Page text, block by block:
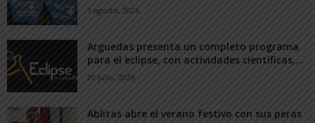
1 agosto, 2026
Arguedas presenta un completo programa
para el eclipse, con actividades científicas,...
20 julio, 2026
Ablitas abre el verano festivo con sus peras